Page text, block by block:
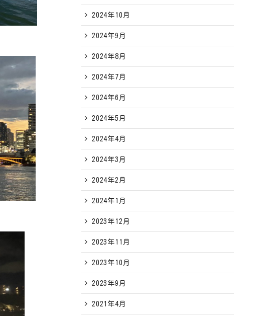
2024年10月
2024年9月
2024年8月
2024年7月
2024年6月
2024年5月
2024年4月
2024年3月
2024年2月
2024年1月
2023年12月
2023年11月
2023年10月
2023年9月
2021年4月